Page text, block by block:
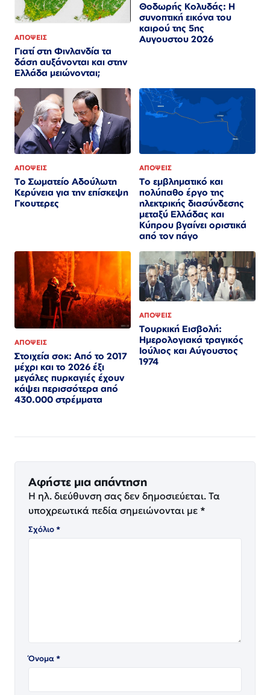
ΑΠΟΨΕΙΣ
Γιατί στη Φινλανδία τα
δάση αυξάνονται και στην
Ελλάδα μειώνονται;
Θοδωρής Κολυδάς: Η
συνοπτική εικόνα του
καιρού της 5ης
Αυγουστου 2026
ΑΠΟΨΕΙΣ
Το Σωματείο Αδούλωτη
Κερύνεια για την επίσκεψη
Γκουτερες
ΑΠΟΨΕΙΣ
Το εμβληματικό και
πολύπαθο έργο της
ηλεκτρικής διασύνδεσης
μεταξύ Ελλάδας και
Κύπρου βγαίνει οριστικά
από τον πάγο
ΑΠΟΨΕΙΣ
Στοιχεία σοκ: Από το 2017
μέχρι και το 2026 έξι
μεγάλες πυρκαγιές έχουν
κάψει περισσότερα από
430.000 στρέμματα
ΑΠΟΨΕΙΣ
Τουρκική Εισβολή:
Ημερολογιακά τραγικός
Ιούλιος και Αύγουστος
1974
Αφήστε μια απάντηση
Η ηλ. διεύθυνση σας δεν δημοσιεύεται. Τα
υποχρεωτικά πεδία σημειώνονται με *
Σχόλιο*
Όνομα*